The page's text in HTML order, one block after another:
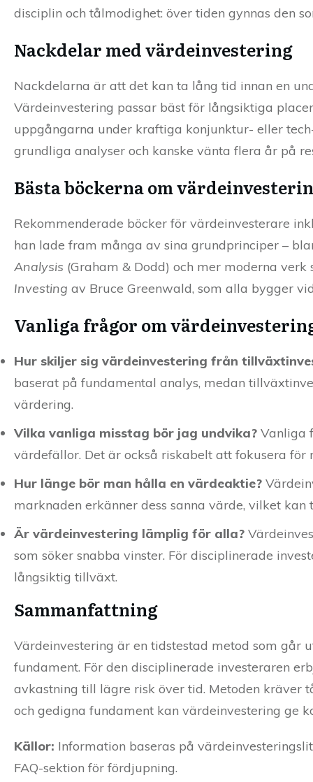
disciplin och tålmodighet: över tiden gynnas den
Nackdelar med värdeinvestering
Nackdelarna är att det kan ta lång tid innan en
Värdeinvestering passar bäst för långsiktiga
uppgångarna under kraftiga konjunktur- eller
grundliga analyser och kanske vänta flera år på
Bästa böckerna om
Rekommenderade böcker för värdeinvesterare
han lade fram många av sina grundprinciper –
Analysis (Graham & Dodd) och mer moderna verk
Investing av Bruce Greenwald, som alla bygger
Vanliga frågor om
Hur skiljer sig värdeinvestering från
baserat på fundamental analys, medan
värdering.
Vilka vanliga misstag bör jag undvika? Vanliga
värdefällor. Det är också riskabelt att fokusera
Hur länge bör man hålla en värdeaktie?
marknaden erkänner dess sanna värde, vilket
Är värdeinvestering lämplig för alla?
som söker snabba vinster. För disciplinerade
långsiktig tillväxt.
Sammanfattning
Värdeinvestering är en tidstestad metod som
fundament. För den disciplinerade investeraren
avkastning till lägre risk över tid. Metoden kräver
och gedigna fundament kan värdeinvestering ge
Källor: Information baseras på
FAQ-sektion för fördjupning.